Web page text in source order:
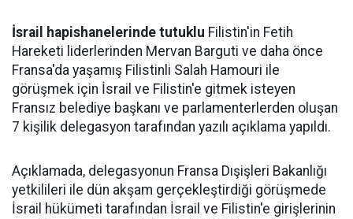
İsrail hapishanelerinde tutuklu Filistin'in Fetih
Hareketi liderlerinden Mervan Barguti ve daha önce
Fransa'da yaşamış Filistinli Salah Hamouri ile
görüşmek için İsrail ve Filistin'e gitmek isteyen
Fransız belediye başkanı ve parlamenterlerden oluşan
7 kişilik delegasyon tarafından yazılı açıklama yapıldı.
Açıklamada, delegasyonun Fransa Dışişleri Bakanlığı
yetkilileri ile dün akşam gerçekleştirdiği görüşmede
İsrail hükümeti tarafından İsrail ve Filistin'e girişlerinin